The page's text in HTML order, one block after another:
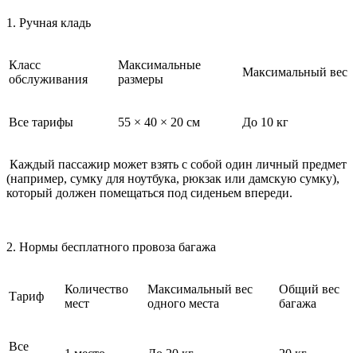
1. Ручная кладь
Класс
обслуживания
Максимальные
размеры
Максимальный вес
Все тарифы 55 × 40 × 20 см До 10 кг
Каждый пассажир может взять с собой один личный предмет
(например, сумку для ноутбука, рюкзак или дамскую сумку),
который должен помещаться под сиденьем впереди.
2. Нормы бесплатного провоза багажа
Тариф
Количество
мест
Максимальный вес
одного места
Общий вес
багажа
Все